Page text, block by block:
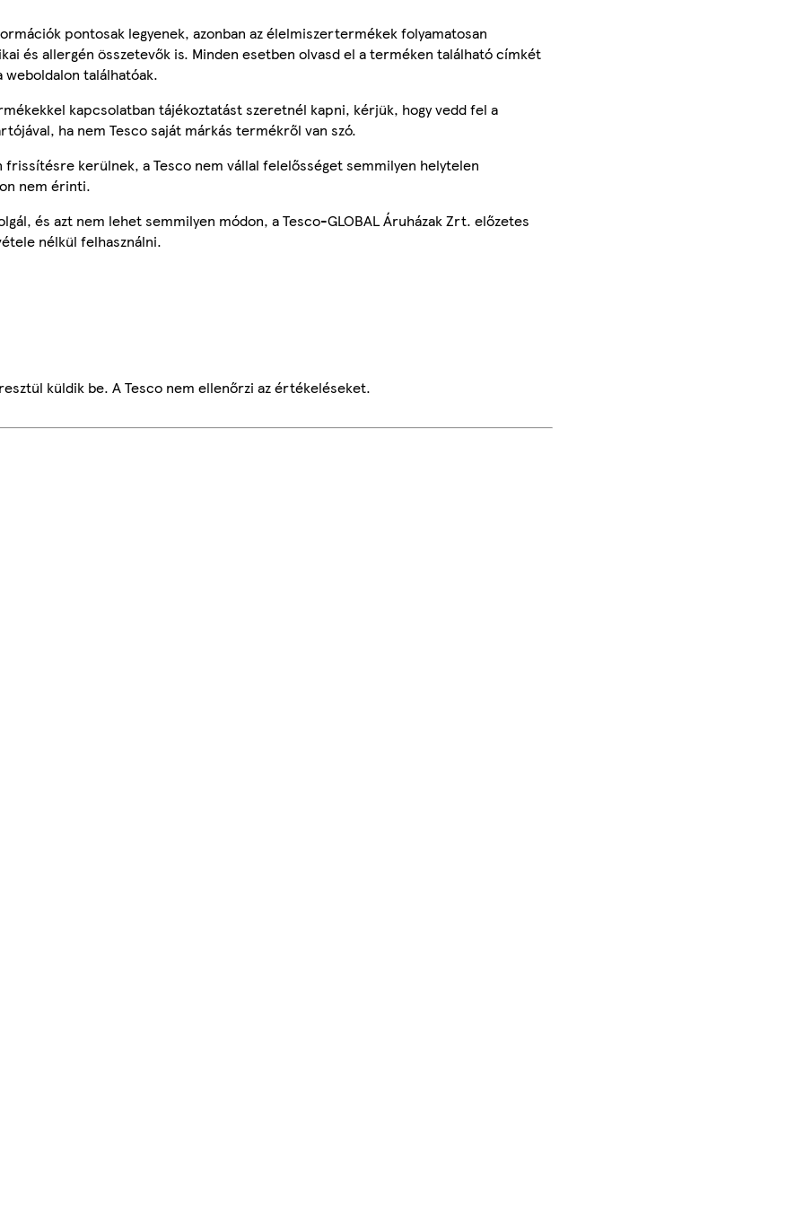
pontosak legyenek, azonban az élelmiszertermékek folyamatosan
és allergén összetevők is. Minden esetben olvasd el a terméken található címkét
weboldalon találhatóak.
kapcsolatban tájékoztatást szeretnél kapni, kérjük, hogy vedd fel a
ha nem Tesco saját márkás termékről van szó.
kerülnek, a Tesco nem vállal felelősséget semmilyen helytelen
nem érinti.
és azt nem lehet semmilyen módon, a Tesco-GLOBAL Áruházak Zrt. előzetes
nélkül felhasználni.
küldik be. A Tesco nem ellenőrzi az értékeléseket.